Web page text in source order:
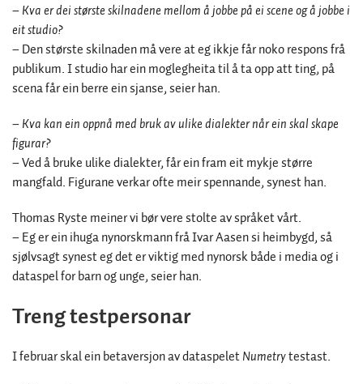
– Kva er dei største skilnadene mellom å jobbe på ei scene og å jobbe i
eit studio?
–Den største skilnaden må vere at eg ikkje får noko respons frå
publikum. I studio har ein moglegheita til å ta opp att ting, på
scena får ein berre ein sjanse, seier han.
– Kva kan ein oppnå med bruk av ulike dialekter når ein skal skape
figurar?
–Ved å bruke ulike dialekter, får ein fram eit mykje større
mangfald. Figurane verkar ofte meir spennande, synest han.
Thomas Ryste meiner vi bør vere stolte av språket vårt.
–Eg er ein ihuga nynorskmann frå Ivar Aasen si heimbygd, så
sjølvsagt synest eg det er viktig med nynorsk både i media og i
dataspel for barn og unge, seier han.
Treng testpersonar
I februar skal ein betaversjon av dataspeletNumetrytestast.